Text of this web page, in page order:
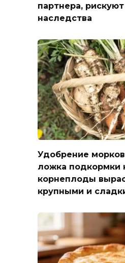
партнера,
наследства
Удобрение
ложка подкормки
корнеплоды
крупными и